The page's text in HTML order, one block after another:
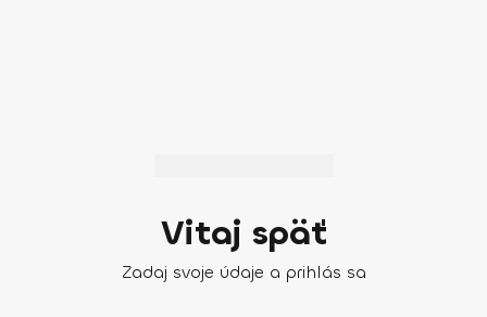
Vitaj späť
Zadaj svoje údaje a prihlás sa